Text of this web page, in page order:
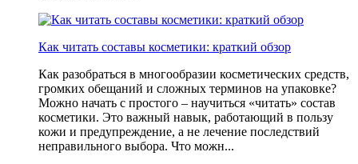
Как читать составы косметики: краткий обзор
Как разобраться в многообразии косметических средств,
громких обещаний и сложных терминов на упаковке?
Можно начать с простого – научиться «читать» состав
косметики. Это важный навык, работающий в пользу
кожи и предупреждение, а не лечение последствий
неправильного выбора. Что можн...